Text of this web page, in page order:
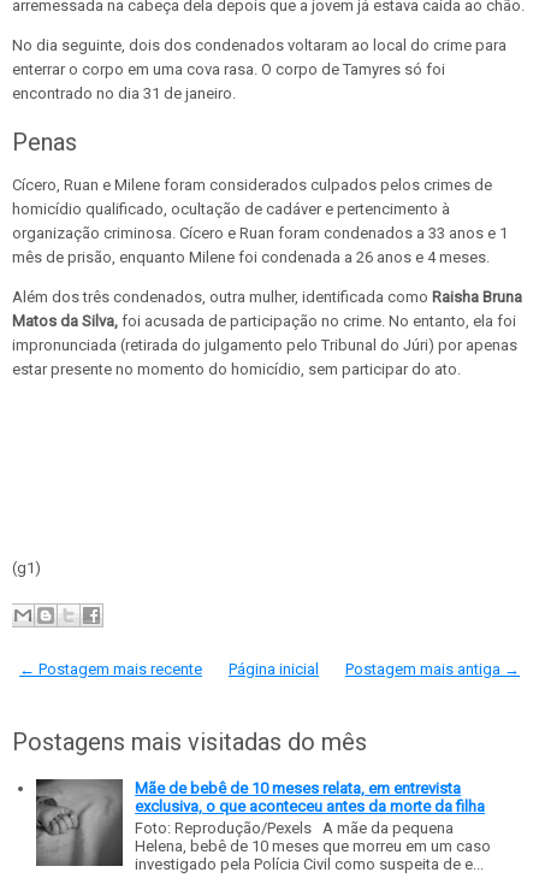
arremessada na cabeça dela depois que a jovem já estava caída ao chão.
No dia seguinte, dois dos condenados voltaram ao local do crime para
enterrar o corpo em uma cova rasa. O corpo de Tamyres só foi
encontrado no dia 31 de janeiro.
Penas
Cícero, Ruan e Milene foram considerados culpados pelos crimes de
homicídio qualificado, ocultação de cadáver e pertencimento à
organização criminosa. Cícero e Ruan foram condenados a 33 anos e 1
mês de prisão, enquanto Milene foi condenada a 26 anos e 4 meses.
Além dos três condenados, outra mulher, identificada como Raisha Bruna
Matos da Silva, foi acusada de participação no crime. No entanto, ela foi
impronunciada (retirada do julgamento pelo Tribunal do Júri) por apenas
estar presente no momento do homicídio, sem participar do ato.
(g1)
← Postagem mais recente Postagem mais antiga →
Página inicial
Postagens mais visitadas do mês
Mãe de bebê de 10 meses relata, em entrevista
exclusiva, o que aconteceu antes da morte da filha
Foto: Reprodução/Pexels A mãe da pequena
Helena, bebê de 10 meses que morreu em um caso
investigado pela Polícia Civil como suspeita de e...